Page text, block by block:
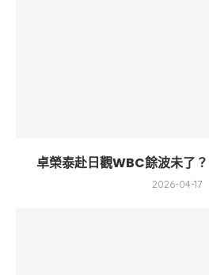
卓榮泰赴日觀WBC餘波未了
2026-04-17